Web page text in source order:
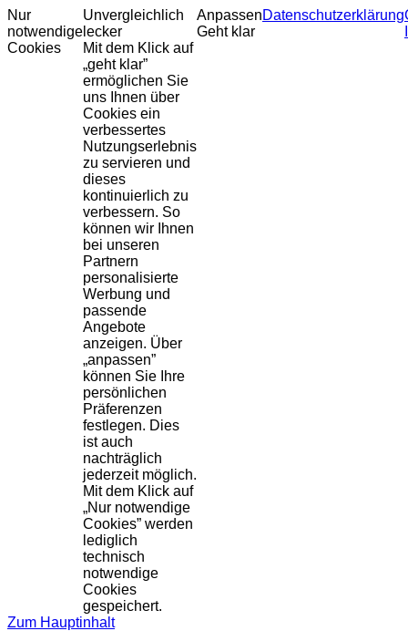
Nur
notwendige
Cookies
Unvergleichlich
lecker
Mit dem Klick auf
„geht klar”
ermöglichen Sie
uns Ihnen über
Cookies ein
verbessertes
Nutzungserlebnis
zu servieren und
dieses
kontinuierlich zu
verbessern. So
können wir Ihnen
bei unseren
Partnern
personalisierte
Werbung und
passende
Angebote
anzeigen. Über
„anpassen”
können Sie Ihre
persönlichen
Präferenzen
festlegen. Dies
ist auch
nachträglich
jederzeit möglich.
Mit dem Klick auf
„Nur notwendige
Cookies” werden
lediglich
technisch
notwendige
Cookies
gespeichert.
Anpassen
Geht klar
Datenschutzerklärung
Zum Hauptinhalt